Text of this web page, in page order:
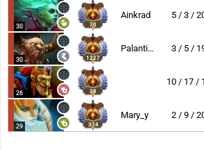
30 70
Ainkrad 5 / 3 /
30 1227
Palantimos 3 / 5 /
26 38
10 / 17 /
29 374
Mary_y 2 / 9 /